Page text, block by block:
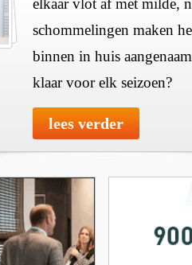
schommelingen maken
binnen in huis
klaar voor elk seizoen?
lees verder